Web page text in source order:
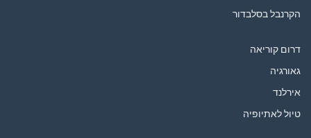
הקרנבל בסלבדור
דרום קוריאה
גאורגיה
אירלנד
טיול לאתיופיה